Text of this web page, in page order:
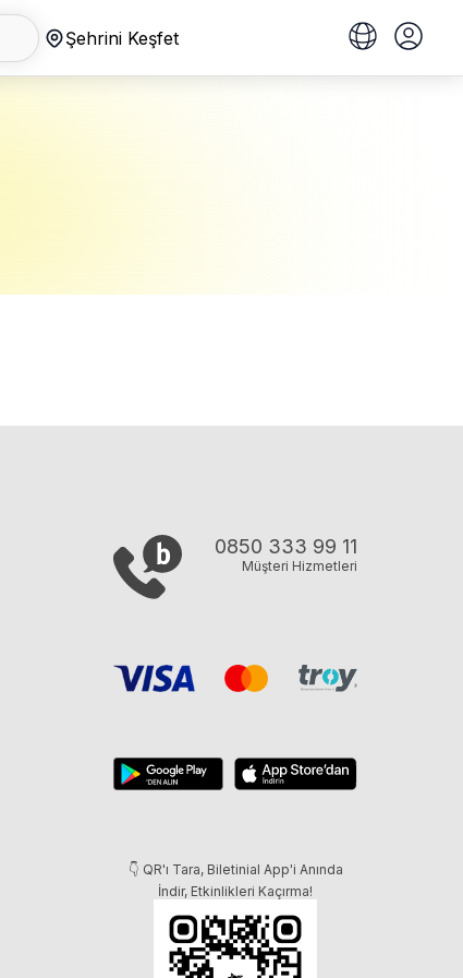
Şehrini Keşfet
0850 333 99 11
Müşteri Hizmetleri
👇 QR'ı Tara, Biletinial App'i Anında
İndir, Etkinlikleri Kaçırma!